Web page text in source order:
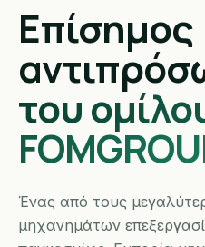
Επίσημος
του
Ένας από τους
μηχανημάτων